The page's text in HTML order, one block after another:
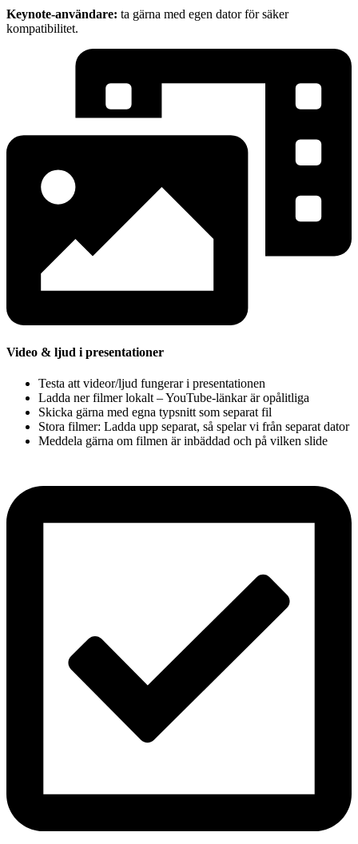
Keynote-användare: ta gärna med egen dator för säker
kompatibilitet.
Video & ljud i presentationer
Testa att videor/ljud fungerar i presentationen
Ladda ner filmer lokalt – YouTube-länkar är opålitliga
Skicka gärna med egna typsnitt som separat fil
Stora filmer: Ladda upp separat, så spelar vi från separat dator
Meddela gärna om filmen är inbäddad och på vilken slide